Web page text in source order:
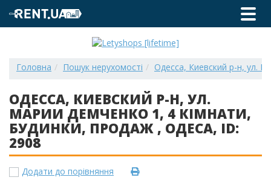
Головна Пошук нерухомості Одесса, Киевский р-н, ул.
ОДЕССА, КИЕВСКИЙ Р-Н, УЛ.
МАРИИ ДЕМЧЕНКО 1, 4 КІМНАТИ,
БУДИНКИ, ПРОДАЖ , ОДЕСА, ID:
2908
Додати до порівняння